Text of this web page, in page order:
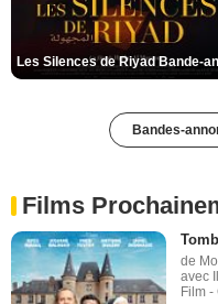
Bandes-
Films
de
avec
Film